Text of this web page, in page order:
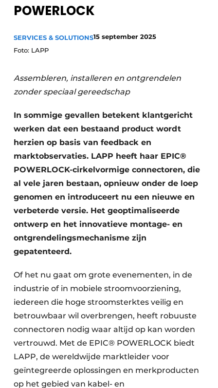
Privacy / Cookie statement
POWERLOCK
SERVICES & SOLUTIONS15 september 2025
Foto: LAPP
Assembleren, installeren en ontgrendelen
zonder speciaal gereedschap
In sommige gevallen betekent klantgericht
werken dat een bestaand product wordt
herzien op basis van feedback en
marktobservaties. LAPP heeft haar EPIC®
POWERLOCK-cirkelvormige connectoren, die
al vele jaren bestaan, opnieuw onder de loep
genomen en introduceert nu een nieuwe en
verbeterde versie. Het geoptimaliseerde
ontwerp en het innovatieve montage- en
ontgrendelingsmechanisme zijn
gepatenteerd.
Of het nu gaat om grote evenementen, in de
industrie of in mobiele stroomvoorziening,
iedereen die hoge stroomsterktes veilig en
betrouwbaar wil overbrengen, heeft robuuste
connectoren nodig waar altijd op kan worden
vertrouwd. Met de EPIC® POWERLOCK biedt
LAPP, de wereldwijde marktleider voor
geïntegreerde oplossingen en merkproducten
op het gebied van kabel- en